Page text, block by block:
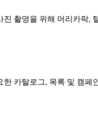
촬영을 위해 머리카락,
카탈로그, 목록 및 캠페